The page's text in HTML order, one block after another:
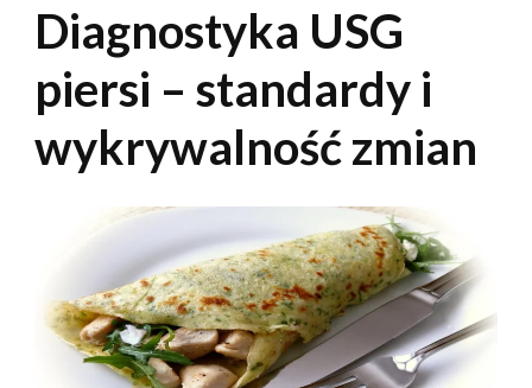
Diagnostyka USG
piersi – standardy i
wykrywalność zmian